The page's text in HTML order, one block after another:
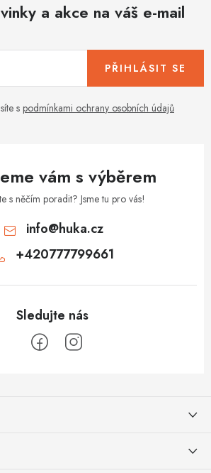
a akce na váš e-mail
s podmínkami ochrany osobních údajů
PŘIHLÁSIT SE
vám s výběrem
s něčím poradit? Jsme tu pro vás!
info@huka.cz
+420777799661